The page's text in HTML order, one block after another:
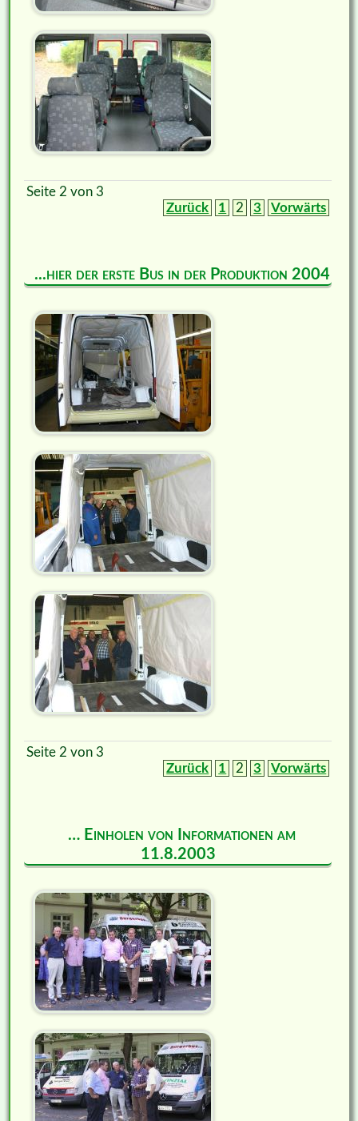
Seite 2 von 3
Zurück
1 2 3 Vorwärts
...hier der erste Bus in der Produktion 2004
Seite 2 von 3
Zurück
1 2 3 Vorwärts
… Einholen von Informationen am
11.8.2003